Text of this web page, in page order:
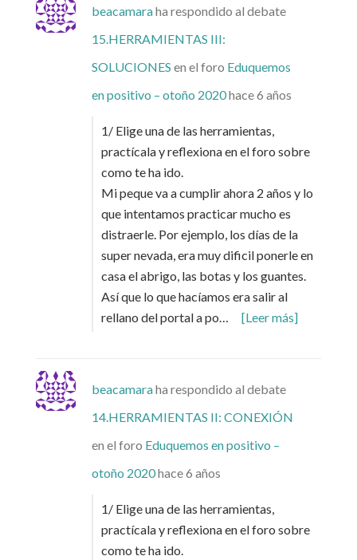
beacamaraha respondido al debate
15.HERRAMIENTAS III:
SOLUCIONES en el foro Eduquemos
en positivo – otoño 2020hace 6 años
1/ Elige una de las herramientas,
practícala y reflexiona en el foro sobre
como te ha ido.
Mi peque va a cumplir ahora 2 años y lo
que intentamos practicar mucho es
distraerle. Por ejemplo, los días de la
super nevada, era muy dificil ponerle en
casa el abrigo, las botas y los guantes.
Así que lo que hacíamos era salir al
rellano del portal a po…
[Leer más]
beacamaraha respondido al debate
14.HERRAMIENTAS II: CONEXIÓN
en el foro Eduquemos en positivo –
otoño 2020hace 6 años
1/ Elige una de las herramientas,
practícala y reflexiona en el foro sobre
como te ha ido.